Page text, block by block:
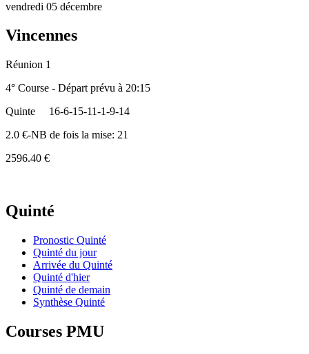
vendredi 05 décembre
Vincennes
Réunion 1
4° Course - Départ prévu à 20:15
Quinte
16-6-15-11-1-9-14
2.0 €-NB de fois la mise: 21
2596.40 €
Quinté
Pronostic Quinté
Quinté du jour
Arrivée du Quinté
Quinté d'hier
Quinté de demain
Synthèse Quinté
Courses PMU